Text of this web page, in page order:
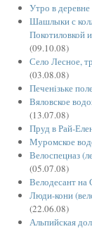
Утро в
Шашлыки с
Покотиловкой
(09.10.08)
Село Лесное,
(03.08.08)
Печенiзьке
Вяловское
(13.07.08)
Пруд в Рай-
Муромское
Велоспецназ
(05.07.08)
Велодесант
Люди-кони
(22.06.08)
Альпийская